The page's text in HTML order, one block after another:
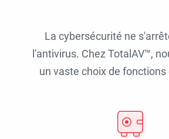
La cybersécurité ne
l'antivirus. Chez TotalAV™,
un vaste choix de fonctions